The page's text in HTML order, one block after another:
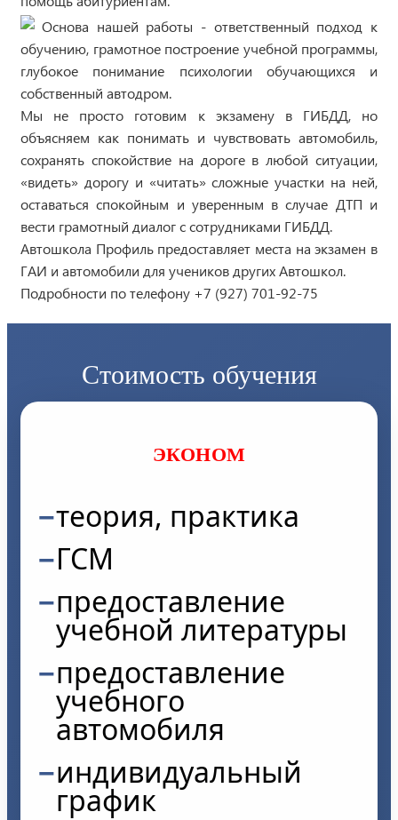
Основа нашей работы - ответственный подход к
обучению, грамотное построение учебной программы,
глубокое понимание психологии обучающихся и
собственный автодром.
Мы не просто готовим к экзамену в ГИБДД, но
объясняем как понимать и чувствовать автомобиль,
сохранять спокойствие на дороге в любой ситуации,
«видеть» дорогу и «читать» сложные участки на ней,
оставаться спокойным и уверенным в случае ДТП и
вести грамотный диалог с сотрудниками ГИБДД.
Автошкола Профиль предоставляет места на экзамен в
ГАИ и автомобили для учеников других Автошкол.
Подробности по телефону +7 (927) 701-92-75
Стоимость обучения
ЭКОНОМ
теория, практика
ГСМ
предоставление
учебной литературы
предоставление
учебного
автомобиля
индивидуальный
график